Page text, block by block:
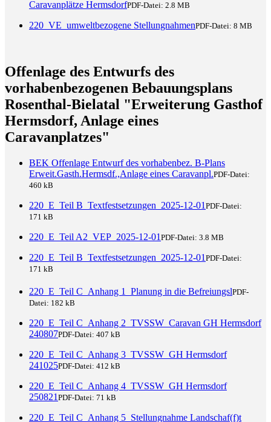
Caravanplätze HermsdorfPDF-Datei: 2.8 MB
220_VE_umweltbezogene StellungnahmenPDF-Datei: 8 MB
Offenlage des Entwurfs des
vorhabenbezogenen Bebauungsplans
Rosenthal-Bielatal "Erweiterung Gasthof
Hermsdorf, Anlage eines
Caravanplatzes"
BEK Offenlage Entwurf des vorhabenbez. B-Plans
Erweit.Gasth.Hermsdf.,Anlage eines Caravanpl.PDF-Datei:
460 kB
220_E_Teil B_Textfestsetzungen_2025-12-01 PDF-Datei:
171 kB
220_E_Teil A2_VEP_2025-12-01 PDF-Datei: 3.8 MB
220_E_Teil B_Textfestsetzungen_2025-12-01 PDF-Datei:
171 kB
220_E_Teil C_Anhang 1_Planung in die BefreiungslPDF-
Datei: 182 kB
220_E_Teil C_Anhang 2_TVSSW_Caravan GH Hermsdorf
240807PDF-Datei: 407 kB
220_E_Teil C_Anhang 3_TVSSW_GH Hermsdorf
241025PDF-Datei: 412 kB
220_E_Teil C_Anhang 4_TVSSW_GH Hermsdorf
250821 PDF-Datei: 71 kB
220_E_Teil C_Anhang 5_Stellungnahme Landschaf(f)t